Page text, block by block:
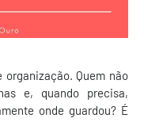
Quem não
e, quando precisa,
onde guardou? É